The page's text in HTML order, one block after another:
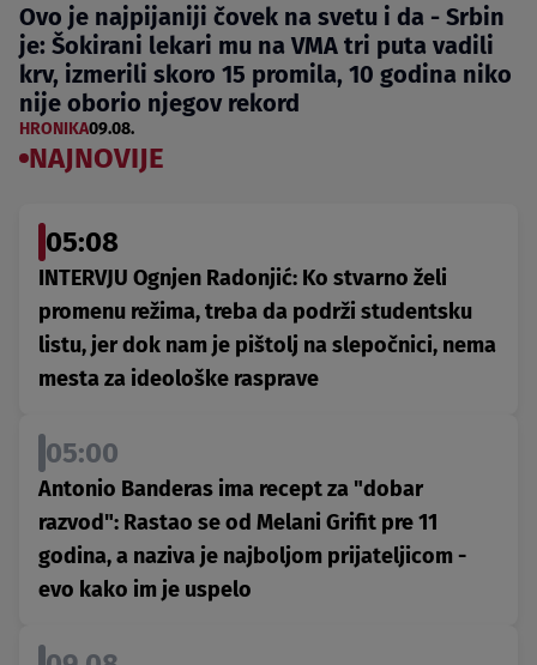
Ovo je najpijaniji čovek na svetu i da - Srbin
je: Šokirani lekari mu na VMA tri puta vadili
krv, izmerili skoro 15 promila, 10 godina niko
nije oborio njegov rekord
HRONIKA09.08.
NAJNOVIJE
05:08
INTERVJU Ognjen Radonjić: Ko stvarno želi
promenu režima, treba da podrži studentsku
listu, jer dok nam je pištolj na slepočnici, nema
mesta za ideološke rasprave
05:00
Antonio Banderas ima recept za "dobar
razvod": Rastao se od Melani Grifit pre 11
godina, a naziva je najboljom prijateljicom -
evo kako im je uspelo